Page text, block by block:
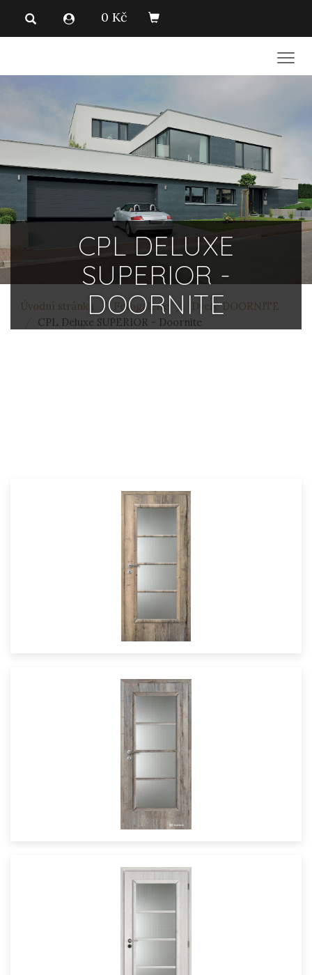
0 Kč
Úvodní stránka Fotogalerie
Dveře DOORNITE
CPL Deluxe SUPERIOR - Doornite
CPL DELUXE
SUPERIOR -
DOORNITE